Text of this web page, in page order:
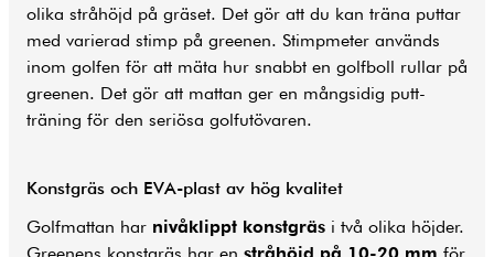
olika stråhöjd på gräset. Det gör att du kan träna puttar
med varierad stimp på greenen. Stimpmeter används
inom golfen för att mäta hur snabbt en golfboll rullar på
greenen. Det gör att mattan ger en mångsidig putt-
träning för den seriösa golfutövaren.
Konstgräs och EVA-plast av hög kvalitet
Golfmattan har nivåklippt konstgräs i två olika höjder.